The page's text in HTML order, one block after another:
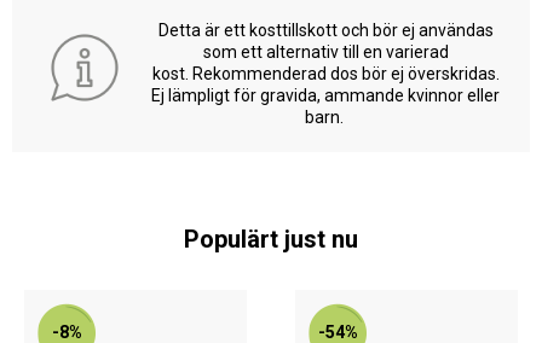
Detta är ett kosttillskott och bör ej användas
som ett alternativ till en varierad
kost. Rekommenderad dos bör ej överskridas.
Ej lämpligt för gravida, ammande kvinnor eller
barn.
Populärt just nu
-8% -54%